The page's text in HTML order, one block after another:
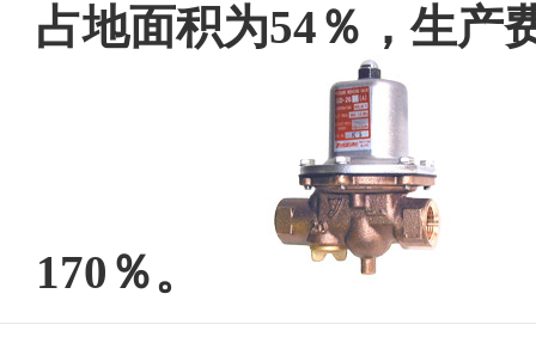
占地面积为54％，生产
170％。